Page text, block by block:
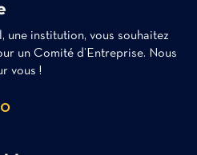
une institution, vous souhaitez
un Comité d’Entreprise. Nous
vous !